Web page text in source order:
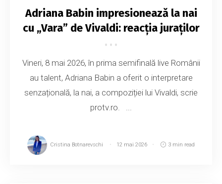
Adriana Babin impresionează la nai
cu „Vara” de Vivaldi: reacția juraților
Vineri, 8 mai 2026, în prima semifinală live Românii
au talent, Adriana Babin a oferit o interpretare
senzațională, la nai, a compoziției lui Vivaldi, scrie
protv.ro. ...
Cristina Botnarevschi 12 mai 2026 3 min read